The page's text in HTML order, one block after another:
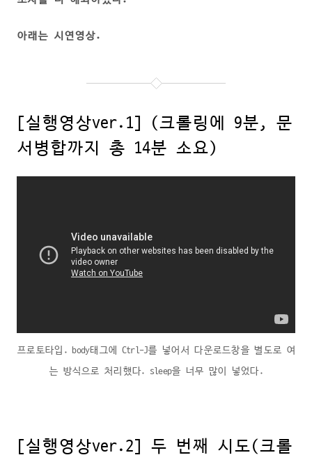
아래는 시연영상.
[실행영상ver.1] (크롤링에 9분, 문
서병합까지 총 14분 소요)
프로토타입. body태그에 Ctrl-J를 넣어서 다운로드창을 별도로 여
는 방식으로 처리했다. sleep을 너무 많이 넣었다.
[실행영상ver.2] 두 번째 시도(크롤